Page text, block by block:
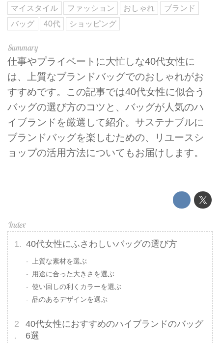
マイスタイル ファッション おしゃれ
ブランド
バッグ
40代 ショッピング
仕事やプライベートに大忙しな40代女性に
は、上質なブランドバッグでのおしゃれがお
すすめです。この記事では40代女性に似合う
バッグの選び方のコツと、バッグが人気のハ
イブランドを厳選して紹介。サステナブルに
ブランドバッグを楽しむための、リユースシ
ョップの活用方法についてもお届けします。
40代女性にふさわしいバッグの選び方
上質な素材を選ぶ
用途に合った大きさを選ぶ
使い回しの利くカラーを選ぶ
品のあるデザインを選ぶ
40代女性におすすめのハイブランドのバッグ
6選